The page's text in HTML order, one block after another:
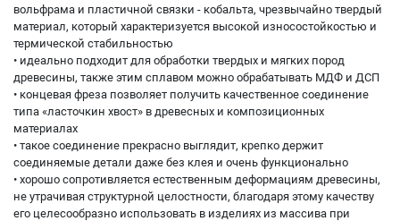
вольфрама и пластичной связки - кобальта, чрезвычайно твердый
материал, который характеризуется высокой износостойкостью и
термической стабильностью
• идеально подходит для обработки твердых и мягких пород
древесины, также этим сплавом можно обрабатывать МДФ и ДСП
• концевая фреза позволяет получить качественное соединение
типа «ласточкин хвост» в древесных и композиционных
материалах
• такое соединение прекрасно выглядит, крепко держит
соединяемые детали даже без клея и очень функционально
• хорошо сопротивляется естественным деформациям древесины,
не утрачивая структурной целостности, благодаря этому качеству
его целесообразно использовать в изделиях из массива при